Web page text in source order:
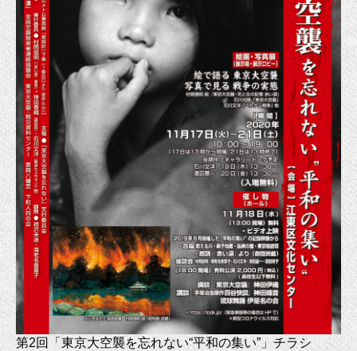
第2回「東京大空襲を忘れない“平和の集い”」チラシ